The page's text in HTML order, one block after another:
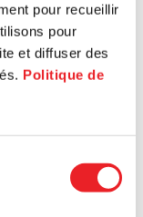
pour recueillir
pour
et diffuser des
Politique de